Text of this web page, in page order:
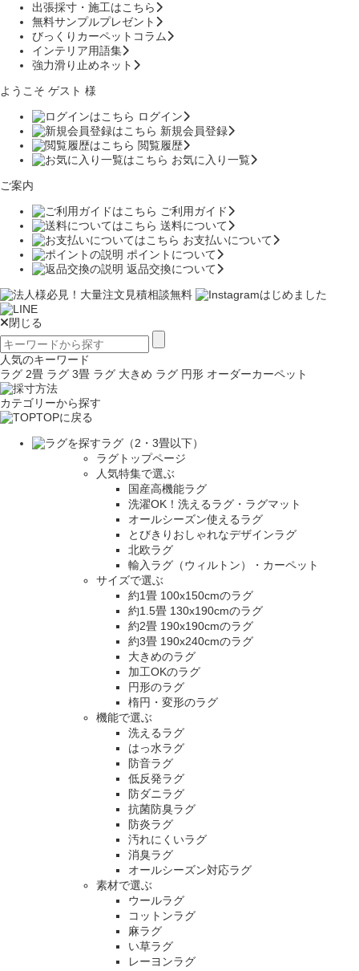
出張採寸・施工はこちら
無料サンプルプレゼント
びっくりカーペットコラム
インテリア用語集
強力滑り止めネット
ようこそ ゲスト 様
ログイン
新規会員登録
閲覧履歴
お気に入り一覧
ご案内
ご利用ガイド
送料について
お支払いについて
ポイントについて
返品交換について
閉じる
人気のキーワード
ラグ 2畳 ラグ 3畳 ラグ 大きめ ラグ 円形 オーダーカーペット
カテゴリーから探す
TOPに戻る
ラグ（2・3畳以下）
ラグトップページ
人気特集で選ぶ
国産高機能ラグ
洗濯OK！洗えるラグ・ラグマット
オールシーズン使えるラグ
とびきりおしゃれなデザインラグ
北欧ラグ
輸入ラグ（ウィルトン）・カーペット
サイズで選ぶ
約1畳 100x150cmのラグ
約1.5畳 130x190cmのラグ
約2畳 190x190cmのラグ
約3畳 190x240cmのラグ
大きめのラグ
加工OKのラグ
円形のラグ
楕円・変形のラグ
機能で選ぶ
洗えるラグ
はっ水ラグ
防音ラグ
低反発ラグ
防ダニラグ
抗菌防臭ラグ
防炎ラグ
汚れにくいラグ
消臭ラグ
オールシーズン対応ラグ
素材で選ぶ
ウールラグ
コットンラグ
麻ラグ
い草ラグ
レーヨンラグ